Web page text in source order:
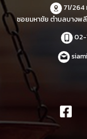
71/264
ซอยมหาชัย ตำบลบางพ
02-